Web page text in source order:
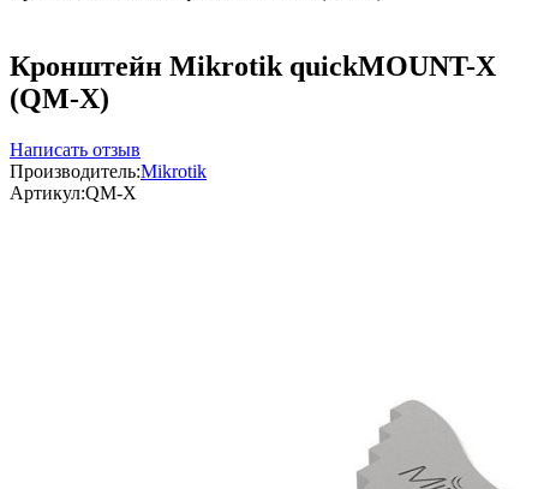
Кронштейн Mikrotik quickMOUNT-X
(QM-X)
Написать отзыв
Производитель:Mikrotik
Артикул:QM-X